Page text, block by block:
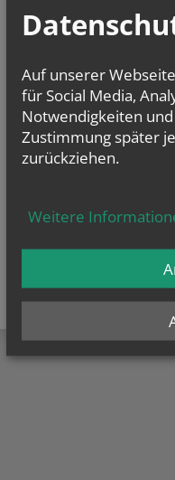
vorherige
Auf unserer
für Social Media,
Notwendigkeiten
Zustimmung später
zurückziehen.
Weitere